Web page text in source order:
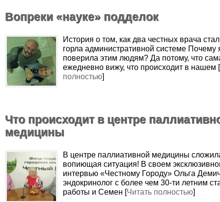
Вопреки «науке» подделок
История о том, как два честных врача
горла административной системе Почему
поверила этим людям? Да потому, что
ежедневно вижу, что происходит в нашем [
полностью]
Что происходит в центре
медицины
В центре паллиативной медицины
вопиющая ситуация! В своем
интервью «Честному Городу» Ольга
эндокринолог с более чем 30-ти летним
работы и Семен [Читать полностью]